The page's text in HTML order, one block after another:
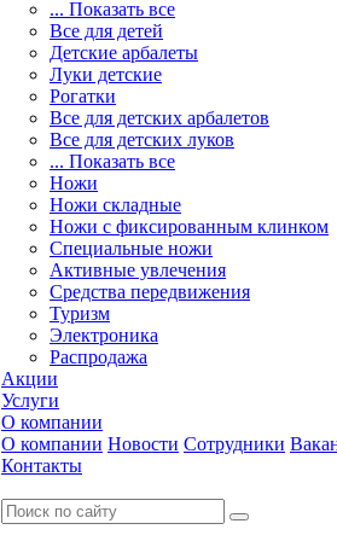
... Показать все
Все для детей
Детские арбалеты
Луки детские
Рогатки
Все для детских арбалетов
Все для детских луков
... Показать все
Ножи
Ножи складные
Ножи с фиксированным клинком
Специальные ножи
Активные увлечения
Средства передвижения
Туризм
Электроника
Распродажа
Акции
Услуги
О компании
О компании Новости Сотрудники
Контакты